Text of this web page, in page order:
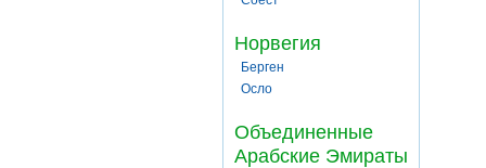
Норвегия
Берген
Осло
Объединенные
Арабские Эмираты